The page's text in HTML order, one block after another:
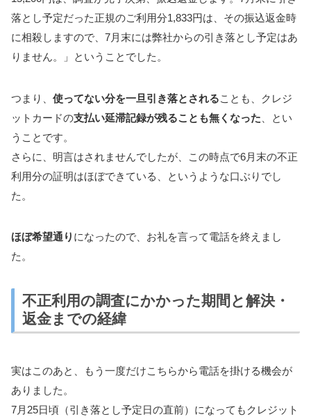
落とし予定だった正規のご利用分1,833円は、その振込返金時
に相殺しますので、7月末には弊社からの引き落とし予定はあ
りません。」ということでした。
つまり、 使ってない分を一旦引き落とされることも、クレジ
ットカードの支払い延滞記録が残ることも無くなった 、とい
うことです。
さらに、明言はされませんでしたが、この時点で6月末の不正
利用分の証明はほぼできている、というような口ぶりでし
た。
ほぼ希望通り になったので、お礼を言って電話を終えまし
た。
不正利用の調査にかかった期間と解決・
返金までの経緯
実はこのあと、もう一度だけこちらから電話を掛ける機会が
ありました。
7月25日頃（引き落とし予定日の直前）になってもクレジット